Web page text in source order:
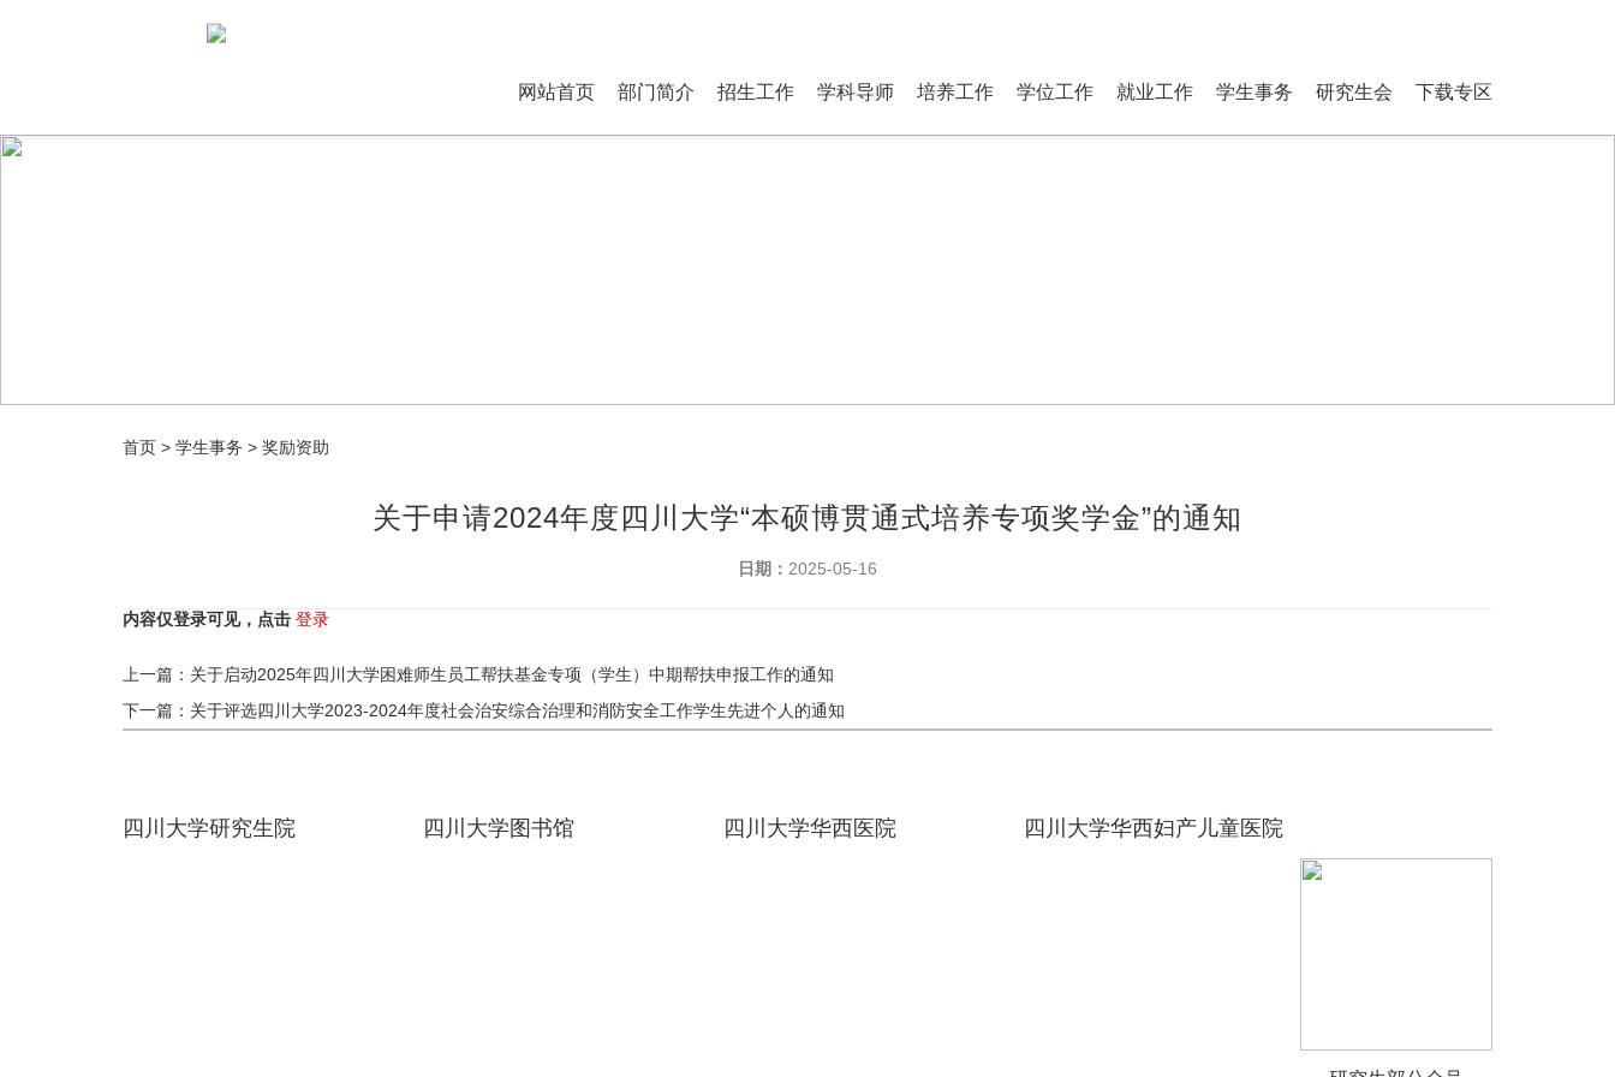
网站首页 部门简介 招生工作 学科导师 培养工作 学位工作 就业工作 学生事务 研究生会 下载专区
首页 > 学生事务 > 奖励资助
关于申请2024年度四川大学“本硕博贯通式培养专项奖学金”的通知
日期： 2025-05-16
内容仅登录可见，点击 登录
上一篇：关于启动2025年四川大学困难师生员工帮扶基金专项（学生）中期帮扶申报工作的通知
下一篇：关于评选四川大学2023-2024年度社会治安综合治理和消防安全工作学生先进个人的通知
四川大学研究生院 四川大学图书馆 四川大学华西医院 四川大学华西妇产儿童医院